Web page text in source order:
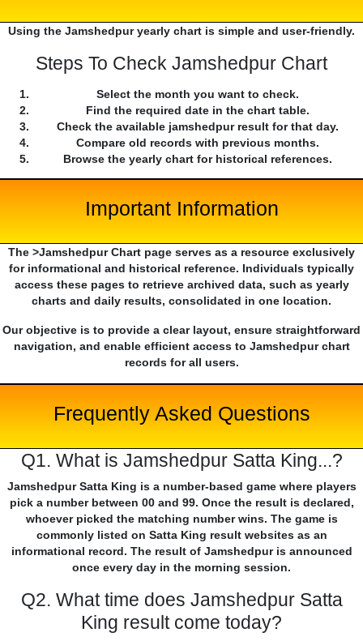
Using the Jamshedpur yearly chart is simple and user-friendly.
Steps To Check Jamshedpur Chart
Select the month you want to check.
Find the required date in the chart table.
Check the available jamshedpur result for that day.
Compare old records with previous months.
Browse the yearly chart for historical references.
Important Information
The >Jamshedpur Chart page serves as a resource exclusively
for informational and historical reference. Individuals typically
access these pages to retrieve archived data, such as yearly
charts and daily results, consolidated in one location.
Our objective is to provide a clear layout, ensure straightforward
navigation, and enable efficient access to Jamshedpur chart
records for all users.
Frequently Asked Questions
Q1. What is Jamshedpur Satta King...?
Jamshedpur Satta King is a number-based game where players
pick a number between 00 and 99. Once the result is declared,
whoever picked the matching number wins. The game is
commonly listed on Satta King result websites as an
informational record. The result of Jamshedpur is announced
once every day in the morning session.
Q2. What time does Jamshedpur Satta
King result come today?